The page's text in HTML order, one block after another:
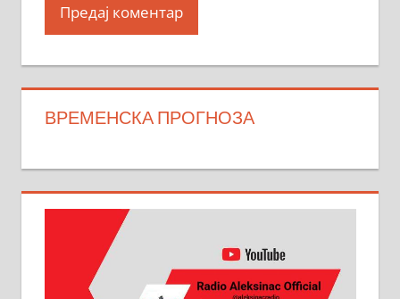
ВРЕМЕНСКА ПРОГНОЗА